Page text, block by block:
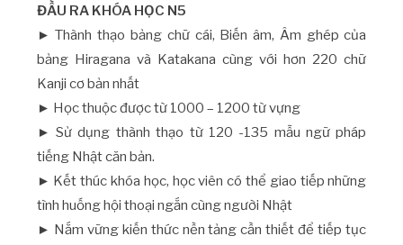
ĐẦU RA KHÓA HỌC N5
► Thành thạo bảng chữ cái, Biến âm, Âm ghép của
bảng Hiragana và Katakana cùng với hơn 220 chữ
Kanji cơ bản nhất
► Học thuộc được từ 1000 – 1200 từ vựng
► Sử dụng thành thạo từ 120 -135 mẫu ngữ pháp
tiếng Nhật căn bản.
► Kết thúc khóa học, học viên có thể giao tiếp những
tình huống hội thoại ngắn cùng người Nhật
► Nắm vững kiến thức nền tảng cần thiết để tiếp tục